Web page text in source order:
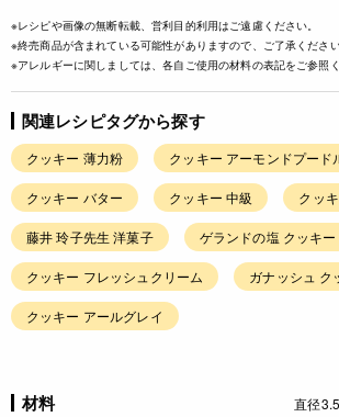
※レシピや画像の無断転載、営利目的利用はご遠慮ください。
※終売商品が含まれている可能性がありますので、ご了承ください
※アレルギーに関しましては、各自ご使用の材料の表記をご参照く
関連レシピタグから探す
クッキー 薄力粉 クッキー アーモンドプード
クッキー バター クッキー 中級 クッ
藤井 玲子先生 洋菓子 ゲランドの塩 クッキー
クッキー フレッシュクリーム ガナッシュ ク
クッキー アールグレイ
材料 直径